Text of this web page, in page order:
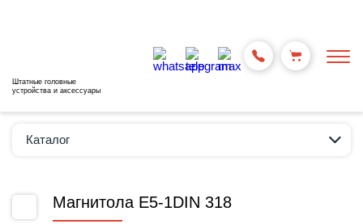
Штатные головные
устройства и аксессуары
Каталог
Магнитола E5-1DIN 318